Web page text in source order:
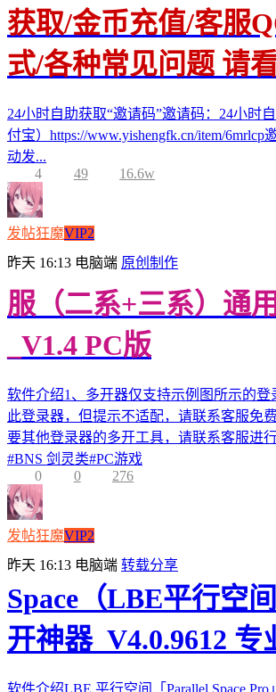
获取/金币充值/客服
式/各种常见问题 请
24小时自助获取“邀请码”邀请码：24小时
付宝）https://www.yishengfk.cn/item/6mrlcp
动发...
4
49 16.6w
发帖狂魔VIP2
昨天 16:13 电脑端 原创制作
服（二系+三系）通
_V1.4 PC版
软件介绍1、多开器仅支持示例图所示的登
此登录器，但提示不适配，请联系客服免
要其他登录器的多开工具，请联系客服进
#BNS 剑灵类#PC游戏
0
0 276
发帖狂魔VIP2
昨天 16:13 电脑端 转载分享
Space（LBE平行空
开神器_V4.0.9612 专
软件介绍LBE 平行空间「Parallel Space